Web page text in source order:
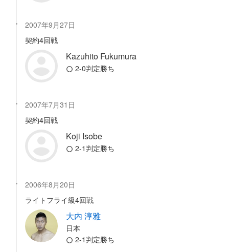
2007年9月27日
契約4回戦
Kazuhito Fukumura
2-0判定勝ち
2007年7月31日
契約4回戦
Koji Isobe
2-1判定勝ち
2006年8月20日
ライトフライ級4回戦
大内 淳雅
日本
2-1判定勝ち